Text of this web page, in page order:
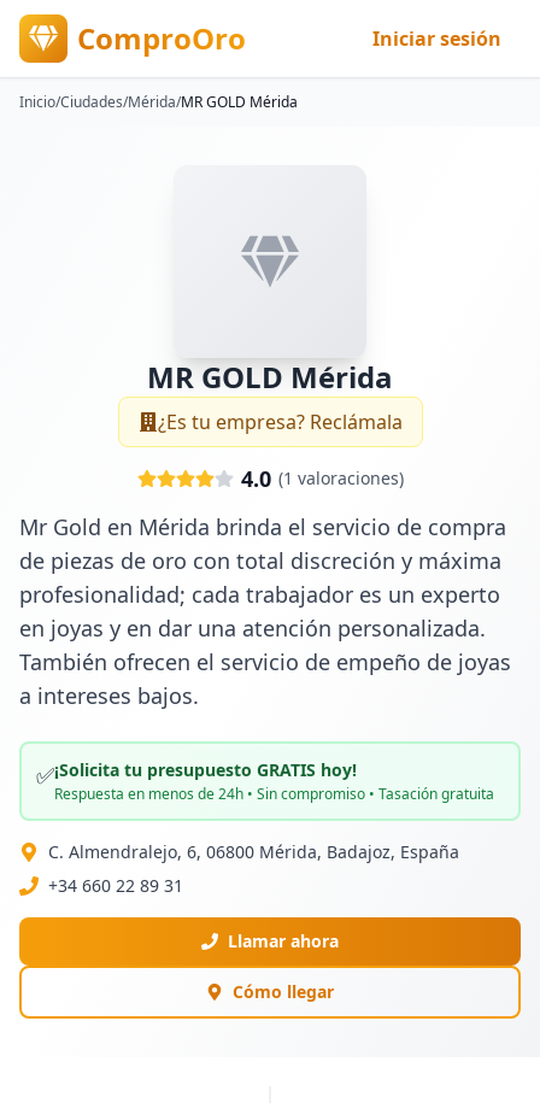
ComproOro Iniciar sesión
Inicio/Ciudades/Mérida/MR GOLD Mérida
MR GOLD Mérida
¿Es tu empresa? Reclámala
4.0 (1 valoraciones)
Mr Gold en Mérida brinda el servicio de compra
de piezas de oro con total discreción y máxima
profesionalidad; cada trabajador es un experto
en joyas y en dar una atención personalizada.
También ofrecen el servicio de empeño de joyas
a intereses bajos.
✅¡Solicita tu presupuesto GRATIS hoy!
Respuesta en menos de 24h • Sin compromiso • Tasación gratuita
C. Almendralejo, 6, 06800 Mérida, Badajoz, España
+34 660 22 89 31
Llamar ahora
Cómo llegar